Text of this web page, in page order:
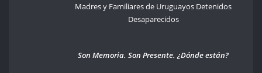
Madres y Familiares de Uruguayos Detenidos
Desaparecidos
Son Memoria. Son Presente. ¿Dónde están?